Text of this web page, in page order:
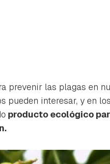
prevenir las plagas en
pueden interesar, y en
producto ecológico